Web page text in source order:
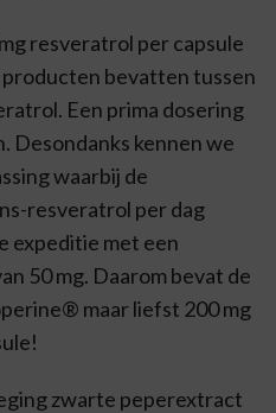
resveratrol per capsule
bevatten tussen
Een prima dosering
Desondanks kennen we
waarbij de
resveratrol per dag
expeditie met een
50 mg. Daarom bevat de
maar liefst 200 mg
zwarte peperextract